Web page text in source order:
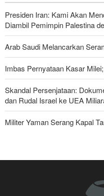
Presiden Iran: Kami Akan
Diambil Pemimpin Palestina
Arab Saudi Melancarkan
Imbas Pernyataan Kasar
Skandal Persenjataan:
dan Rudal Israel ke UEA
Militer Yaman Serang Kapal